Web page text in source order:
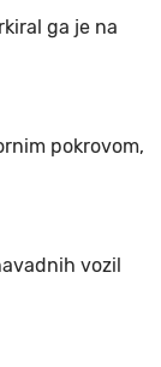
ga je na
pokrovom,
vozil